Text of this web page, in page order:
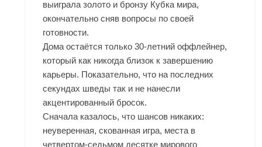
выиграла золото и бронзу Кубка мира,
окончательно сняв вопросы по своей
готовности.
Дома остаётся только 30-летний оффлейнер,
который как никогда близок к завершению
карьеры. Показательно, что на последних
секундах шведы так и не нанесли
акцентированный бросок.
Сначала казалось, что шансов никаких:
неуверенная, скованная игра, места в
четвертом-седьмом десятке мирового